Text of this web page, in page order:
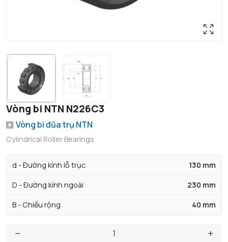
Vòng bi NTN N226C3
Vòng bi đũa trụ NTN
Cylindrical Roller Bearings
d - Đường kính lỗ trục 130 mm
D - Đường kính ngoài 230 mm
B - Chiều rộng 40 mm